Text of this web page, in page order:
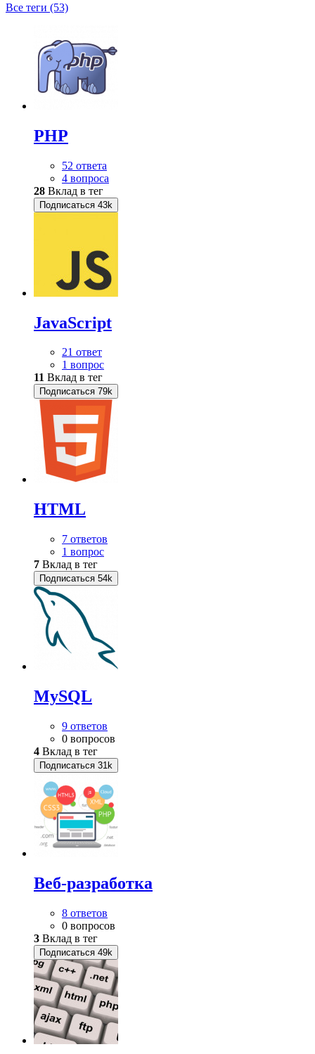
Все теги (53)
PHP
52 ответа
4 вопроса
28 Вклад в тег
Подписаться 43k
JavaScript
21 ответ
1 вопрос
11 Вклад в тег
Подписаться 79k
HTML
7 ответов
1 вопрос
7 Вклад в тег
Подписаться 54k
MySQL
9 ответов
0 вопросов
4 Вклад в тег
Подписаться 31k
Веб-разработка
8 ответов
0 вопросов
3 Вклад в тег
Подписаться 49k